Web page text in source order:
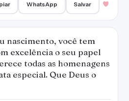
WhatsApp Salvar
nascimento, você tem
excelência o seu papel
todas as homenagens
especial. Que Deus o